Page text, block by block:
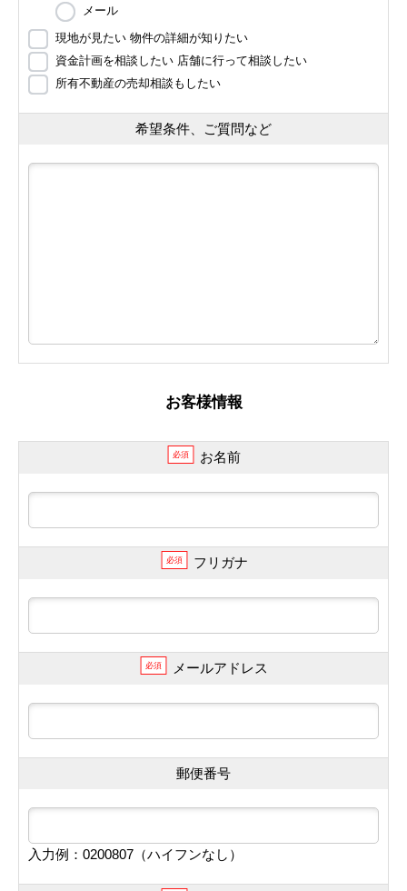
メール
現地が見たい 物件の詳細が知りたい
資金計画を相談したい 店舗に行って相談したい
所有不動産の売却相談もしたい
希望条件、ご質問など
お客様情報
必須 お名前
必須 フリガナ
必須 メールアドレス
郵便番号
入力例：0200807（ハイフンなし）